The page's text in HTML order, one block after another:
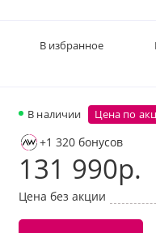
В наличии Цена по
+1 320 бонусов
131 990р.
Цена без акции
В избранное